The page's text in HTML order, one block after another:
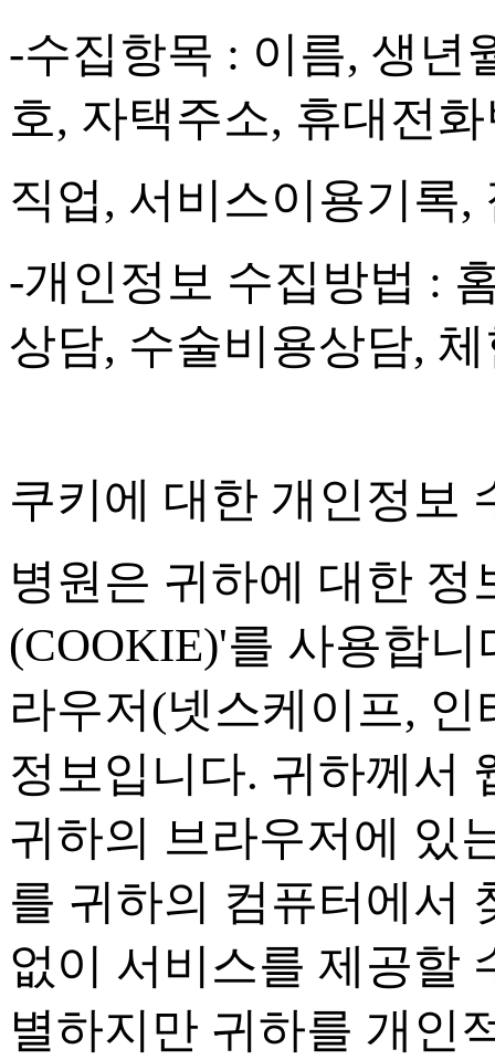
-수집항목 : 이름, 생년
호, 자택주소, 휴대전
직업, 서비스이용기록,
-개인정보 수집방법 :
상담, 수술비용상담,
쿠키에 대한 개인정보
병원은 귀하에 대한
(COOKIE)'를 사용합니
라우저(넷스케이프, 인
정보입니다. 귀하께서
귀하의 브라우저에 있
를 귀하의 컴퓨터에서
없이 서비스를 제공할
별하지만 귀하를 개인